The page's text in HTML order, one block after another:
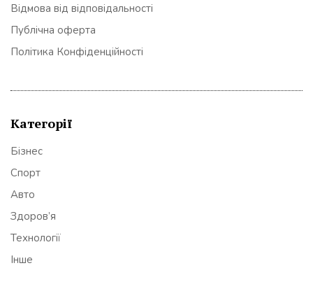
Відмова від відповідальності
Публічна оферта
Політика Конфіденційності
Категорії
Бізнес
Спорт
Авто
Здоров’я
Технології
Інше